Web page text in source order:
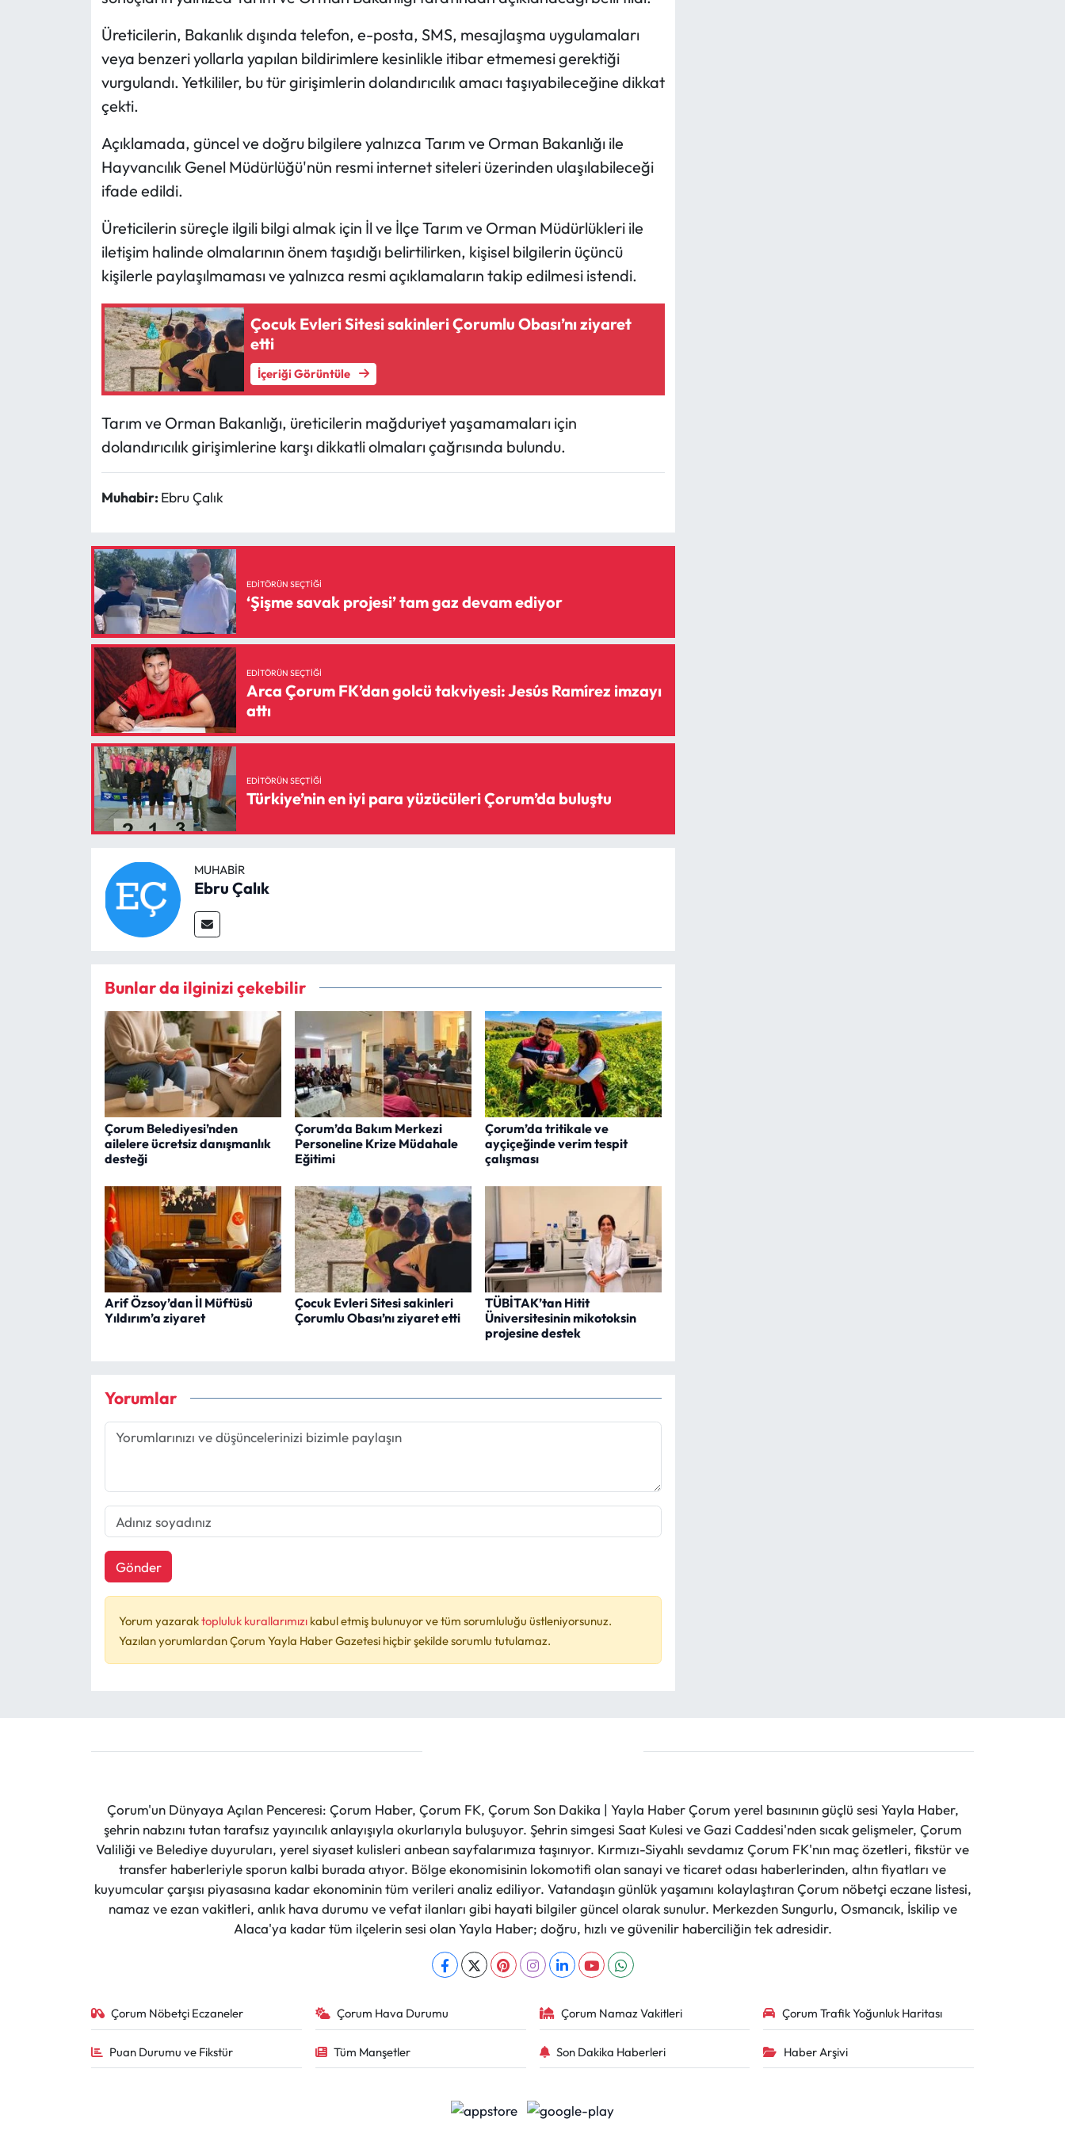
Üreticilerin, Bakanlık dışında telefon, e-posta, SMS, mesajlaşma uygulamaları
veya benzeri yollarla yapılan bildirimlere kesinlikle itibar etmemesi gerektiği
vurgulandı. Yetkililer, bu tür girişimlerin dolandırıcılık amacı taşıyabileceğine dikkat
çekti.
Açıklamada, güncel ve doğru bilgilere yalnızca Tarım ve Orman Bakanlığı ile
Hayvancılık Genel Müdürlüğü'nün resmi internet siteleri üzerinden ulaşılabileceği
ifade edildi.
Üreticilerin süreçle ilgili bilgi almak için İl ve İlçe Tarım ve Orman Müdürlükleri ile
iletişim halinde olmalarının önem taşıdığı belirtilirken, kişisel bilgilerin üçüncü
kişilerle paylaşılmaması ve yalnızca resmi açıklamaların takip edilmesi istendi.
Çocuk Evleri Sitesi sakinleri Çorumlu Obası’nı ziyaret
etti
İçeriği Görüntüle
Tarım ve Orman Bakanlığı, üreticilerin mağduriyet yaşamamaları için
dolandırıcılık girişimlerine karşı dikkatli olmaları çağrısında bulundu.
Muhabir: Ebru Çalık
EDITÖRÜN SEÇTIĞI
‘Şişme savak projesi’ tam gaz devam ediyor
EDITÖRÜN SEÇTIĞI
Arca Çorum FK’dan golcü takviyesi: Jesús Ramírez imzayı
attı
EDITÖRÜN SEÇTIĞI
Türkiye’nin en iyi para yüzücüleri Çorum’da buluştu
MUHABIR
Ebru Çalık
Bunlar da ilginizi çekebilir
Çorum Belediyesi’nden
ailelere ücretsiz danışmanlık
desteği
Çorum’da Bakım Merkezi
Personeline Krize Müdahale
Eğitimi
Çorum’da tritikale ve
ayçiçeğinde verim tespit
çalışması
Arif Özsoy’dan İl Müftüsü
Yıldırım’a ziyaret
Çocuk Evleri Sitesi sakinleri
Çorumlu Obası’nı ziyaret etti
TÜBİTAK’tan Hitit
Üniversitesinin mikotoksin
projesine destek
Yorumlar
Gönder
Yorum yazaraktopluluk kurallarımızı kabul etmiş bulunuyor ve tüm sorumluluğu üstleniyorsunuz.
Yazılan yorumlardan Çorum Yayla Haber Gazetesi hiçbir şekilde sorumlu tutulamaz.
Çorum'un Dünyaya Açılan Penceresi: Çorum Haber, Çorum FK, Çorum Son Dakika | Yayla Haber Çorum yerel basınının güçlü sesi Yayla Haber,
şehrin nabzını tutan tarafsız yayıncılık anlayışıyla okurlarıyla buluşuyor. Şehrin simgesi Saat Kulesi ve Gazi Caddesi'nden sıcak gelişmeler, Çorum
Valiliği ve Belediye duyuruları, yerel siyaset kulisleri anbean sayfalarımıza taşınıyor. Kırmızı-Siyahlı sevdamız Çorum FK'nın maç özetleri, fikstür ve
transfer haberleriyle sporun kalbi burada atıyor. Bölge ekonomisinin lokomotifi olan sanayi ve ticaret odası haberlerinden, altın fiyatları ve
kuyumcular çarşısı piyasasına kadar ekonominin tüm verileri analiz ediliyor. Vatandaşın günlük yaşamını kolaylaştıran Çorum nöbetçi eczane listesi,
namaz ve ezan vakitleri, anlık hava durumu ve vefat ilanları gibi hayati bilgiler güncel olarak sunulur. Merkezden Sungurlu, Osmancık, İskilip ve
Alaca'ya kadar tüm ilçelerin sesi olan Yayla Haber; doğru, hızlı ve güvenilir haberciliğin tek adresidir.
Çorum Nöbetçi Eczaneler Çorum Hava Durumu Çorum Namaz Vakitleri Çorum Trafik Yoğunluk Haritası
Puan Durumu ve Fikstür Tüm Manşetler Son Dakika Haberleri Haber Arşivi
Mecitözü Haberleri
Oğuzlar Haberleri
Ortaköy Haberleri
Osmancık Haberleri
Otomotiv
Resmi İlan
Resmi Reklam
Sungurlu Haberleri
Yayla Haber
Yemek Tarifleri
Yerel Haberler